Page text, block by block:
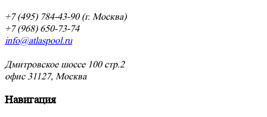
+7 (495) 784-43-90 (г. Москва)
+7 (968) 650-73-74
info@atlaspool.ru
Дмитровское шоссе 100 стр.2
офис 31127, Москва
Навигация